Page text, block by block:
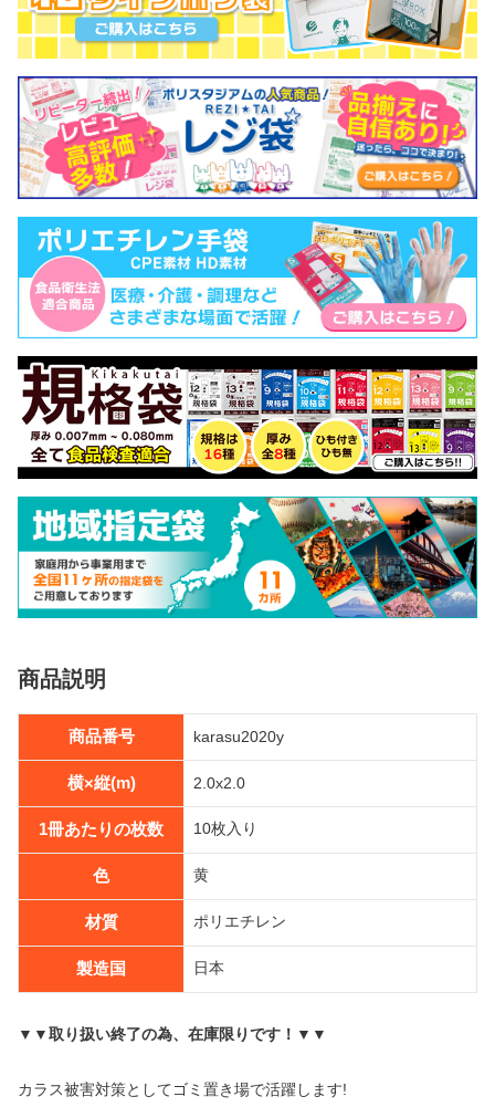
商品説明
商品番号 karasu2020y
横×縦(m) 2.0x2.0
1冊あたりの枚数 10枚入り
色 黄
材質 ポリエチレン
製造国 日本
▼▼取り扱い終了の為、在庫限りです！▼▼
カラス被害対策としてゴミ置き場で活躍します!